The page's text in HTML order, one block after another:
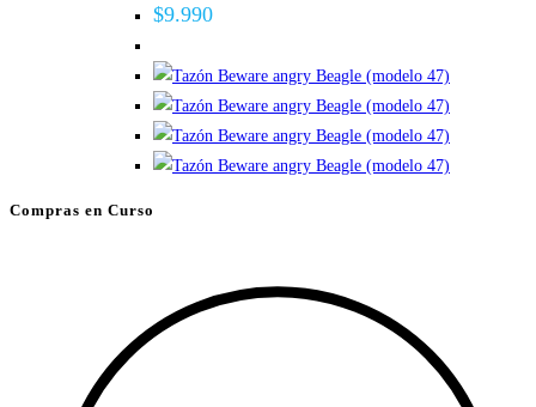
$9.990
Compras en Curso